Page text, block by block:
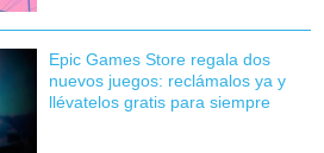
Epic Games Store regala dos
nuevos juegos: reclámalos ya y
llévatelos gratis para siempre